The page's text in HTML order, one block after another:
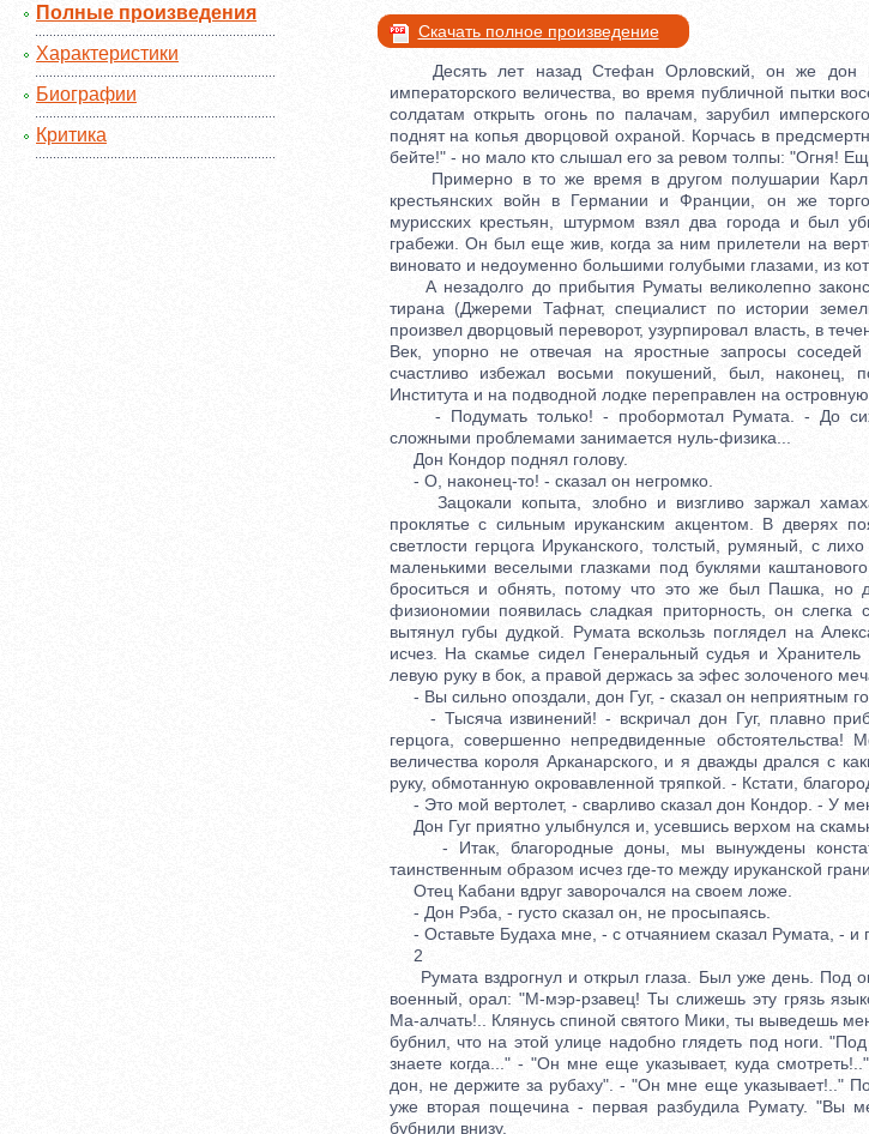
Полные произведения
Характеристики
Биографии
Критика
Скачать полное произведение
Десять лет назад Стефан Орловский, он же дон
императорского величества, во время публичной пытки
солдатам открыть огонь по палачам, зарубил
поднят на копья дворцовой охраной. Корчась в
бейте!" - но мало кто слышал его за ревом толпы: "Огня!
Примерно в то же время в другом полушарии Карл
крестьянских войн в Германии и Франции, он же
мурисских крестьян, штурмом взял два города и был
грабежи. Он был еще жив, когда за ним прилетели на
виновато и недоуменно большими голубыми глазами, из
А незадолго до прибытия Руматы великолепно
тирана (Джереми Тафнат, специалист по истории
произвел дворцовый переворот, узурпировал власть, в
Век, упорно не отвечая на яростные запросы
счастливо избежал восьми покушений, был, наконец,
Института и на подводной лодке переправлен на
- Подумать только! - пробормотал Румата. - До
сложными проблемами занимается нуль-физика...
Дон Кондор поднял голову.
- О, наконец-то! - сказал он негромко.
Зацокали копыта, злобно и визгливо заржал
проклятье с сильным ируканским акцентом. В дверях
светлости герцога Ируканского, толстый, румяный, с
маленькими веселыми глазками под буклями
броситься и обнять, потому что это же был Пашка, но
физиономии появилась сладкая приторность, он
вытянул губы дудкой. Румата вскользь поглядел на
исчез. На скамье сидел Генеральный судья и
левую руку в бок, а правой держась за эфес золоченого
- Вы сильно опоздали, дон Гуг, - сказал он неприятным
- Тысяча извинений! - вскричал дон Гуг, плавно
герцога, совершенно непредвиденные обстоятельства!
величества короля Арканарского, и я дважды дрался с
руку, обмотанную окровавленной тряпкой. - Кстати,
- Это мой вертолет, - сварливо сказал дон Кондор. - У
Дон Гуг приятно улыбнулся и, усевшись верхом на
- Итак, благородные доны, мы вынуждены
таинственным образом исчез где-то между ируканской
Отец Кабани вдруг заворочался на своем ложе.
- Дон Рэба, - густо сказал он, не просыпаясь.
- Оставьте Будаха мне, - с отчаянием сказал Румата, - и
2
Румата вздрогнул и открыл глаза. Был уже день. Под
военный, орал: "М-мэр-рзавец! Ты слижешь эту грязь
Ма-алчать!.. Клянусь спиной святого Мики, ты выведешь
бубнил, что на этой улице надобно глядеть под ноги.
знаете когда..." - "Он мне еще указывает, куда
дон, не держите за рубаху". - "Он мне еще указывает!.."
уже вторая пощечина - первая разбудила Румату. "Вы
бубнили внизу.